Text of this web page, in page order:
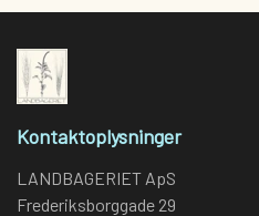
Kontaktoplysninger
LANDBAGERIET ApS
Frederiksborggade 29